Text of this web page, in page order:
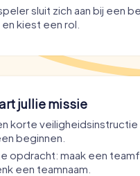
sluit zich aan bij een
kiest een rol.
jullie missie
korte veiligheidsinstructie
beginnen.
opdracht: maak een
een teamnaam.